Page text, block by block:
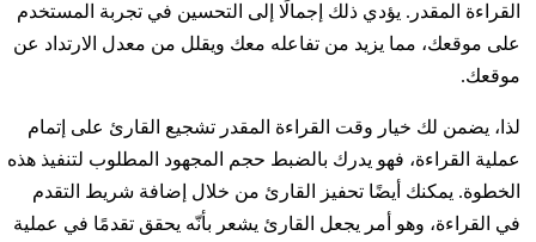
القراءة المقدر. يؤدي ذلك إجمالًا إلى التحسين في تجربة المستخدم
على موقعك، مما يزيد من تفاعله معك ويقلل من معدل الارتداد عن
موقعك.
لذا، يضمن لك خيار وقت القراءة المقدر تشجيع القارئ على إتمام
عملية القراءة، فهو يدرك بالضبط حجم المجهود المطلوب لتنفيذ هذه
الخطوة. يمكنك أيضًا تحفيز القارئ من خلال إضافة شريط التقدم
في القراءة، وهو أمر يجعل القارئ يشعر بأنّه يحقق تقدمًا في عملية